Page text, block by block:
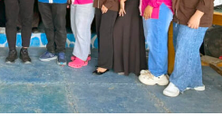
target yang
Kota Gorontalo menjadi
tersebut yang
Sementara kabupaten lain
kategori “Berkembang”